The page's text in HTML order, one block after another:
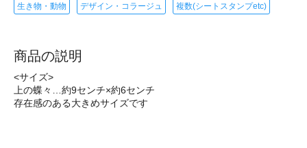
生き物・動物 デザイン・コラージュ 複数(シートスタンプetc)
商品の説明
<サイズ>
上の蝶々…約9センチ×約6センチ
存在感のある大きめサイズです